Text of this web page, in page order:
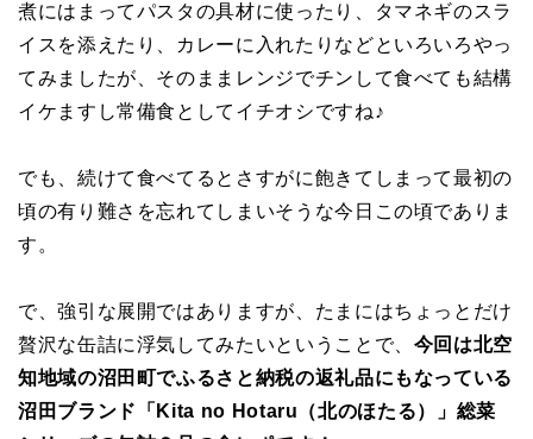
煮にはまってパスタの具材に使ったり、タマネギのスラ
イスを添えたり、カレーに入れたりなどといろいろやっ
てみましたが、そのままレンジでチンして食べても結構
イケますし常備食としてイチオシですね♪
でも、続けて食べてるとさすがに飽きてしまって最初の
頃の有り難さを忘れてしまいそうな今日この頃でありま
す。
で、強引な展開ではありますが、たまにはちょっとだけ
贅沢な缶詰に浮気してみたいということで、 今回は北空
知地域の沼田町でふるさと納税の返礼品にもなっている
沼田ブランド「Kita no Hotaru（北のほたる）」総菜